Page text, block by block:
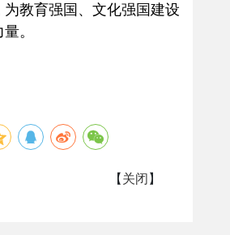
教育强国、文化强国建设
。
【 关闭 】